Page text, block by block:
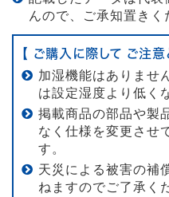
んので、ご承知置きく
【 ご購入に際して ご注意
加湿機能はありませ
は設定湿度より低く
掲載商品の部品や製
なく仕様を変更させ
す。
天災による被害の補
ねますのでご了承く